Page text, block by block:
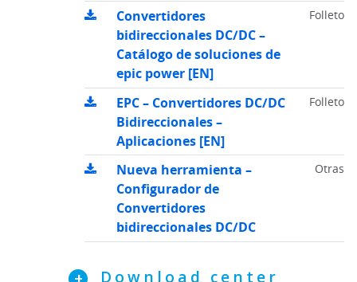
Convertidores
bidireccionales DC/DC –
Catálogo de soluciones de
epic power [EN]
Folleto
EPC – Convertidores DC/DC
Bidireccionales –
Aplicaciones [EN]
Folleto
Nueva herramienta –
Configurador de
Convertidores
bidireccionales DC/DC
Otras
Download center